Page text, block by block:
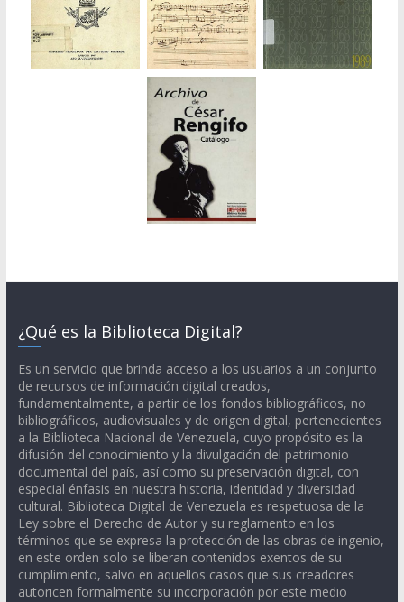
¿Qué es la Biblioteca Digital?
Es un servicio que brinda acceso a los usuarios a un conjunto
de recursos de información digital creados,
fundamentalmente, a partir de los fondos bibliográficos, no
bibliográficos, audiovisuales y de origen digital, pertenecientes
a la Biblioteca Nacional de Venezuela, cuyo propósito es la
difusión del conocimiento y la divulgación del patrimonio
documental del país, así como su preservación digital, con
especial énfasis en nuestra historia, identidad y diversidad
cultural. Biblioteca Digital de Venezuela es respetuosa de la
Ley sobre el Derecho de Autor y su reglamento en los
términos que se expresa la protección de las obras de ingenio,
en este orden solo se liberan contenidos exentos de su
cumplimiento, salvo en aquellos casos que sus creadores
autoricen formalmente su incorporación por este medio